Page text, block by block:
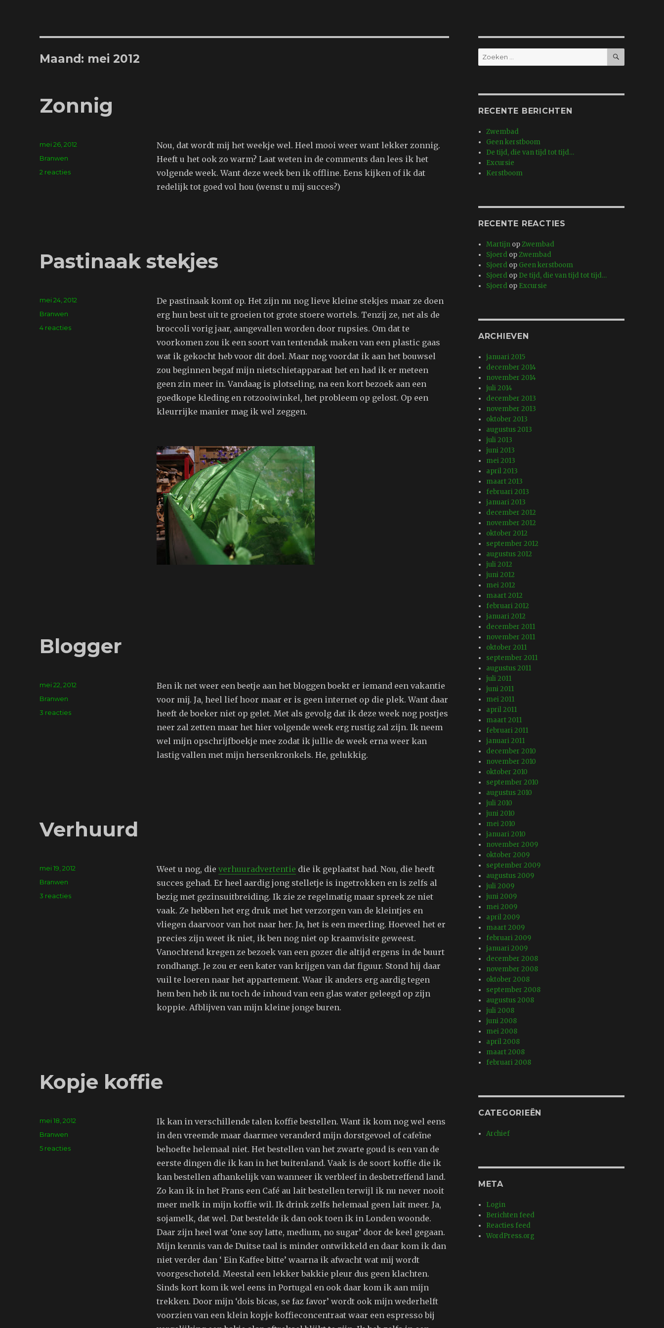
Maand: mei 2012
Zonnig
Nou, dat wordt mij het weekje wel. Heel mooi weer want lekker zonnig.
Heeft u het ook zo warm? Laat weten in de comments dan lees ik het
volgende week. Want deze week ben ik offline. Eens kijken of ik dat
redelijk tot goed vol hou (wenst u mij succes?)
Geplaatst
mei 26, 2012
Tags
Branwen
2 reactiesop
Pastinaak stekjes
De pastinaak komt op. Het zijn nu nog lieve kleine stekjes maar ze doen
erg hun best uit te groeien tot grote stoere wortels. Tenzij ze, net als de
broccoli vorig jaar, aangevallen worden door rupsies. Om dat te
voorkomen zou ik een soort van tentendak maken van een plastic gaas
wat ik gekocht heb voor dit doel. Maar nog voordat ik aan het bouwsel
zou beginnen begaf mijn nietschietapparaat het en had ik er meteen
geen zin meer in. Vandaag is plotseling, na een kort bezoek aan een
goedkope kleding en rotzooiwinkel, het probleem op gelost. Op een
kleurrijke manier mag ik wel zeggen.
Geplaatst
mei 24, 2012
Tags
Branwen
4 reactiesop
Blogger
Ben ik net weer een beetje aan het bloggen boekt er iemand een vakantie
voor mij. Ja, heel lief hoor maar er is geen internet op die plek. Want daar
heeft de boeker niet op gelet. Met als gevolg dat ik deze week nog postjes
neer zal zetten maar het hier volgende week erg rustig zal zijn. Ik neem
wel mijn opschrijfboekje mee zodat ik jullie de week erna weer kan
lastig vallen met mijn hersenkronkels. He, gelukkig.
Geplaatst
mei 22, 2012
Tags
Branwen
3 reactiesop
Verhuurd
Weet u nog, die verhuuradvertentie die ik geplaatst had. Nou, die heeft
succes gehad. Er heel aardig jong stelletje is ingetrokken en is zelfs al
bezig met gezinsuitbreiding. Ik zie ze regelmatig maar spreek ze niet
vaak. Ze hebben het erg druk met het verzorgen van de kleintjes en
vliegen daarvoor van hot naar her. Ja, het is een meerling. Hoeveel het er
precies zijn weet ik niet, ik ben nog niet op kraamvisite geweest.
Vanochtend kregen ze bezoek van een gozer die altijd ergens in de buurt
rondhangt. Je zou er een kater van krijgen van dat figuur. Stond hij daar
vuil te loeren naar het appartement. Waar ik anders erg aardig tegen
hem ben heb ik nu toch de inhoud van een glas water geleegd op zijn
koppie. Afblijven van mijn kleine jonge buren.
Geplaatst
mei 19, 2012
Tags
Branwen
3 reactiesop
Kopje koffie
Ik kan in verschillende talen koffie bestellen. Want ik kom nog wel eens
in den vreemde maar daarmee veranderd mijn dorstgevoel of cafeïne
behoefte helemaal niet. Het bestellen van het zwarte goud is een van de
eerste dingen die ik kan in het buitenland. Vaak is de soort koffie die ik
kan bestellen afhankelijk van wanneer ik verbleef in desbetreffend land.
Zo kan ik in het Frans een Café au lait bestellen terwijl ik nu never nooit
meer melk in mijn koffie wil. Ik drink zelfs helemaal geen lait meer. Ja,
sojamelk, dat wel. Dat bestelde ik dan ook toen ik in Londen woonde.
Daar zijn heel wat ‘one soy latte, medium, no sugar’ door de keel gegaan.
Mijn kennis van de Duitse taal is minder ontwikkeld en daar kom ik dan
niet verder dan ‘ Ein Kaffee bitte’ waarna ik afwacht wat mij wordt
voorgeschoteld. Meestal een lekker bakkie pleur dus geen klachten.
Sinds kort kom ik wel eens in Portugal en ook daar kom ik aan mijn
trekken. Door mijn ‘dois bicas, se faz favor’ wordt ook mijn wederhelft
voorzien van een klein kopje koffieconcentraat waar een espresso bij
Geplaatst
mei 18, 2012
Tags
Branwen
5 reactiesop
Zoeken
naar:
ZOEKEN
RECENTE BERICHTEN
Zwembad
Geen kerstboom
De tijd, die van tijd tot tijd…
Excursie
Kerstboom
RECENTE REACTIES
Martijn opZwembad
Sjoerd opZwembad
Sjoerd op Geen kerstboom
Sjoerd op De tijd, die van tijd tot tijd…
Sjoerd op Excursie
ARCHIEVEN
januari 2015
december 2014
november 2014
juli 2014
december 2013
november 2013
oktober 2013
augustus 2013
juli 2013
juni 2013
mei 2013
april 2013
maart 2013
februari 2013
januari 2013
december 2012
november 2012
oktober 2012
september 2012
augustus 2012
juli 2012
juni 2012
mei 2012
maart 2012
februari 2012
januari 2012
december 2011
november 2011
oktober 2011
september 2011
augustus 2011
juli 2011
juni 2011
mei 2011
april 2011
maart 2011
februari 2011
januari 2011
december 2010
november 2010
oktober 2010
september 2010
augustus 2010
juli 2010
juni 2010
mei 2010
januari 2010
november 2009
oktober 2009
september 2009
augustus 2009
juli 2009
juni 2009
mei 2009
april 2009
maart 2009
februari 2009
januari 2009
december 2008
november 2008
oktober 2008
september 2008
augustus 2008
juli 2008
juni 2008
mei 2008
april 2008
maart 2008
februari 2008
CATEGORIEËN
Archief
META
Login
Berichten feed
Reacties feed
WordPress.org